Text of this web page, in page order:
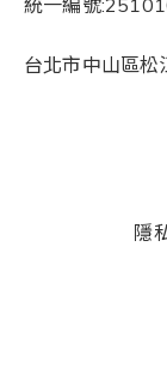
統一編號
台北市中山區
隱